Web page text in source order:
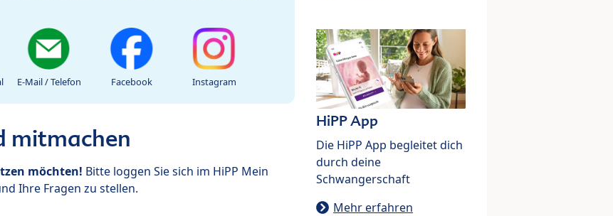
E-Mail / Telefon Facebook Instagram
mitmachen
möchten! Bitte loggen Sie sich im HiPP Mein
Ihre Fragen zu stellen.
HiPP App
Die HiPP App begleitet dich
durch deine
Schwangerschaft
Mehr erfahren